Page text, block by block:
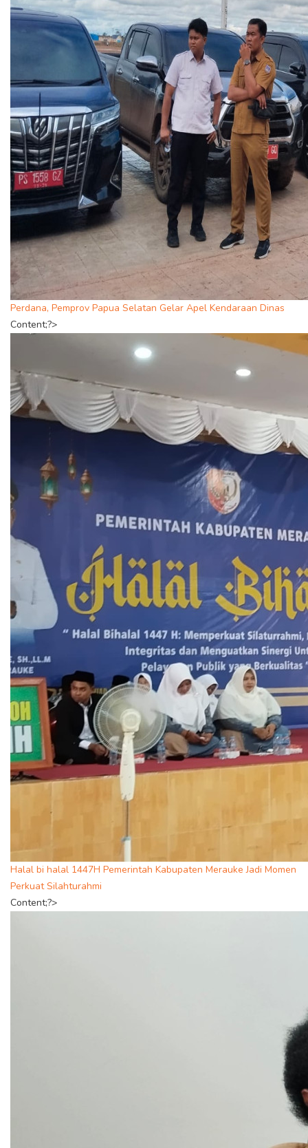
Perdana, Pemprov Papua Selatan Gelar Apel Kendaraan Dinas
Content;?>
Halal bi halal 1447H Pemerintah Kabupaten Merauke Jadi Momen
Perkuat Silahturahmi
Content;?>